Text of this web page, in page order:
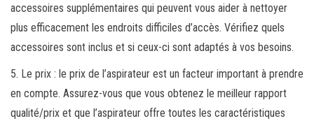
accessoires supplémentaires qui peuvent vous aider à nettoyer
plus efficacement les endroits difficiles d’accès. Vérifiez quels
accessoires sont inclus et si ceux-ci sont adaptés à vos besoins.
5. Le prix : le prix de l’aspirateur est un facteur important à prendre
en compte. Assurez-vous que vous obtenez le meilleur rapport
qualité/prix et que l’aspirateur offre toutes les caractéristiques